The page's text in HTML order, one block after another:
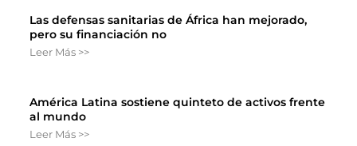
Las defensas sanitarias de África han mejorado,
pero su financiación no
Leer Más >>
América Latina sostiene quinteto de activos frente
al mundo
Leer Más >>